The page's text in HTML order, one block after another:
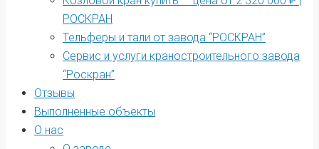
РОСКРАН
Тельферы и тали от завода “РОСКРАН”
Сервис и услуги краностроительного завода
“Роскран”
Отзывы
Выполненные объекты
О нас